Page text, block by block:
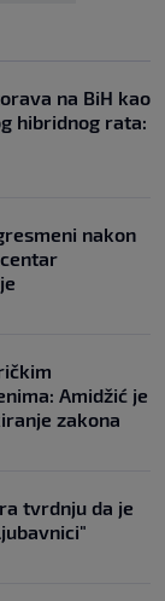
na BiH kao
hibridnog rata:
nakon
Amidžić je
zakona
tvrdnju da je